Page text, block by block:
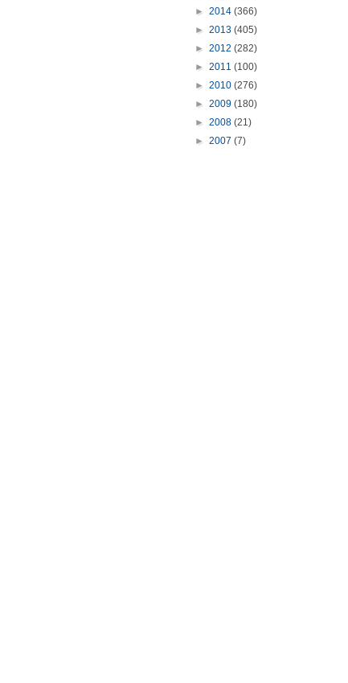
► 2014 (366)
► 2013 (405)
► 2012 (282)
► 2011 (100)
► 2010 (276)
► 2009 (180)
► 2008 (21)
► 2007 (7)